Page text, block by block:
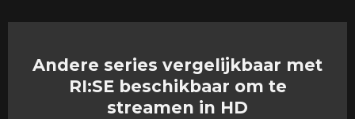
Andere series vergelijkbaar met
RI:SE beschikbaar om te
streamen in HD